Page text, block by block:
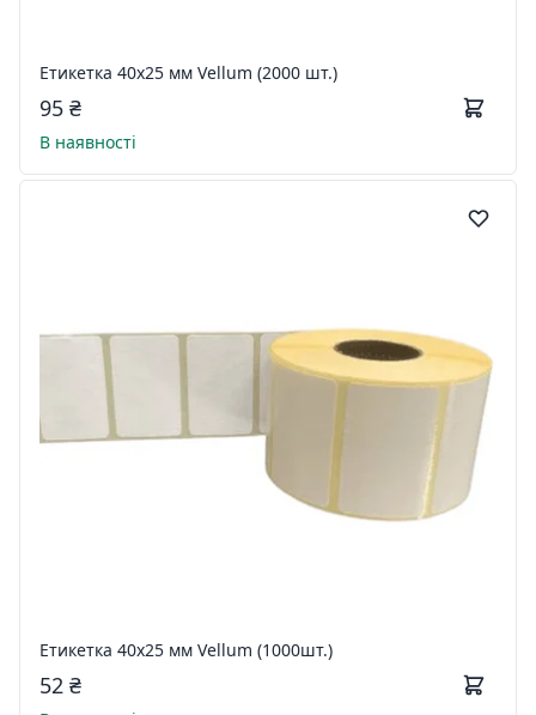
Етикетка 40х25 мм Vellum (2000 шт.)
95 ₴
В наявності
Етикетка 40x25 мм Vellum (1000шт.)
52 ₴